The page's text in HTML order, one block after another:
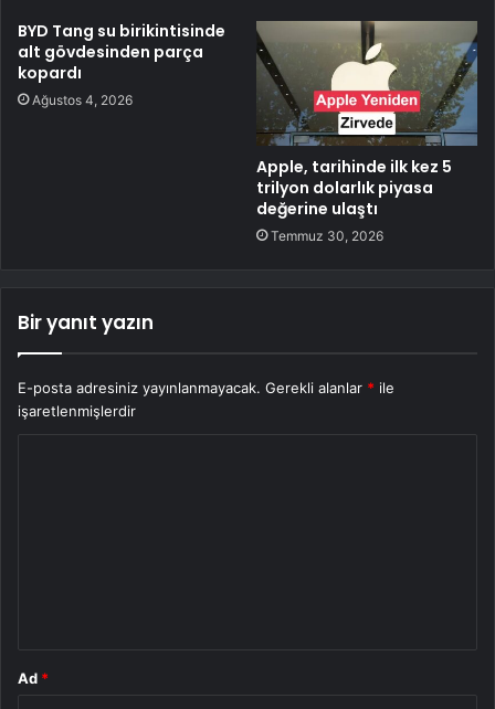
BYD Tang su birikintisinde
alt gövdesinden parça
kopardı
Ağustos 4, 2026
Apple, tarihinde ilk kez 5
trilyon dolarlık piyasa
değerine ulaştı
Temmuz 30, 2026
Bir yanıt yazın
E-posta adresiniz yayınlanmayacak. Gerekli alanlar * ile
işaretlenmişlerdir
Ad *